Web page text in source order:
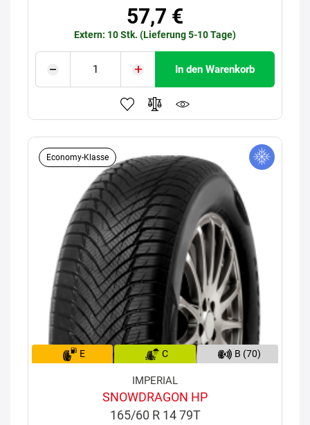
57,7 €
Extern: 10 Stk. (Lieferung 5-10 Tage)
In den Warenkorb
Economy-Klasse
E C B (70)
IMPERIAL
SNOWDRAGON HP
165/60 R 14 79T